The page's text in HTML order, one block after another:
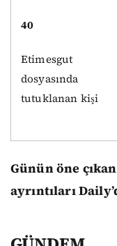
40
Etimesgut
dosyasında
tutuklanan kişi
Günün öne
ayrıntıları